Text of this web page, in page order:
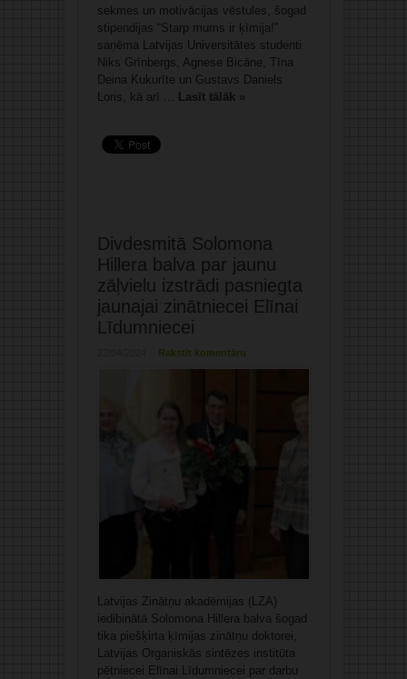
sekmes un motivācijas vēstules, šogad
stipendijas “Starp mums ir ķīmija!”
saņēma Latvijas Universitātes studenti
Niks Grīnbergs, Agnese Bicāne, Tīna
Deina Kukurīte un Gustavs Daniels
Loris, kā arī ... Lasīt tālāk »
Divdesmitā Solomona
Hillera balva par jaunu
zāļvielu izstrādi pasniegta
jaunajai zinātniecei Elīnai
Līdumniecei
Rakstīt komentāru
Latvijas Zinātņu akadēmijas (LZA)
iedibinātā Solomona Hillera balva šogad
tika piešķirta ķīmijas zinātņu doktorei,
Latvijas Organiskās sintēzes institūta
pētniecei Elīnai Līdumniecei par darbu